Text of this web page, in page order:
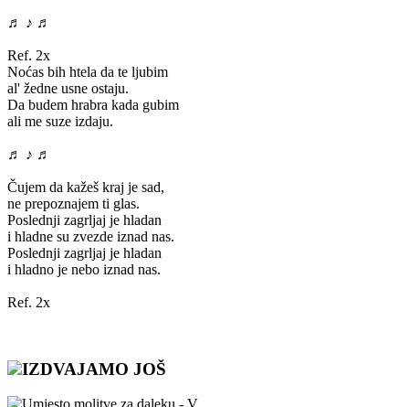
♬ ♪ ♬
Ref. 2x
Noćas bih htela da te ljubim
al' žedne usne ostaju.
Da budem hrabra kada gubim
ali me suze izdaju.
♬ ♪ ♬
Čujem da kažeš kraj je sad,
ne prepoznajem ti glas.
Poslednji zagrljaj je hladan
i hladne su zvezde iznad nas.
Poslednji zagrljaj je hladan
i hladno je nebo iznad nas.
Ref. 2x
IZDVAJAMO JOŠ